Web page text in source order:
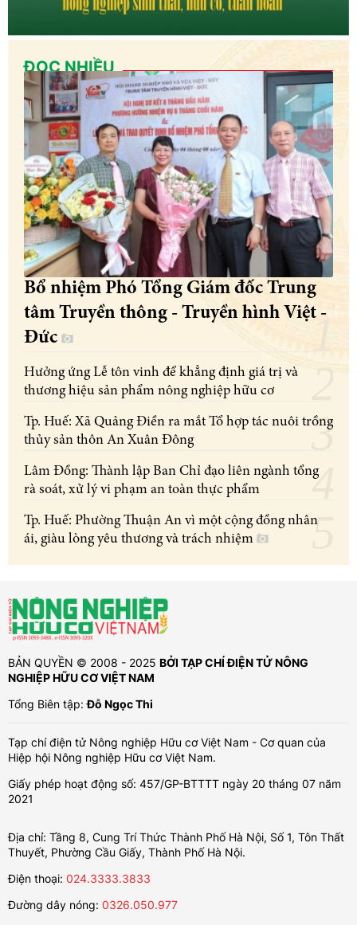
ĐỌC NHIỀU
Bổ nhiệm Phó Tổng Giám đốc Trung
tâm Truyền thông - Truyền hình Việt -
Đức
Hưởng ứng Lễ tôn vinh để khẳng định giá trị và
thương hiệu sản phẩm nông nghiệp hữu cơ
Tp. Huế: Xã Quảng Điền ra mắt Tổ hợp tác nuôi trồng
thủy sản thôn An Xuân Đông
Lâm Đồng: Thành lập Ban Chỉ đạo liên ngành tổng
rà soát, xử lý vi phạm an toàn thực phẩm
Tp. Huế: Phường Thuận An vì một cộng đồng nhân
ái, giàu lòng yêu thương và trách nhiệm
BẢN QUYỀN © 2008 - 2025 BỞI TẠP CHÍ ĐIỆN TỬ NÔNG
NGHIỆP HỮU CƠ VIỆT NAM
Tổng Biên tập:Đỗ Ngọc Thi
Tạp chí điện tử Nông nghiệp Hữu cơ Việt Nam - Cơ quan của
Hiệp hội Nông nghiệp Hữu cơ Việt Nam.
Giấy phép hoạt động số: 457/GP-BTTTT ngày 20 tháng 07 năm
2021
Địa chỉ: Tầng 8, Cung Trí Thức Thành Phố Hà Nội, Số 1, Tôn Thất
Thuyết, Phường Cầu Giấy, Thành Phố Hà Nội.
Điện thoại: 024.3333.3833
Đường dây nóng: 0326.050.977